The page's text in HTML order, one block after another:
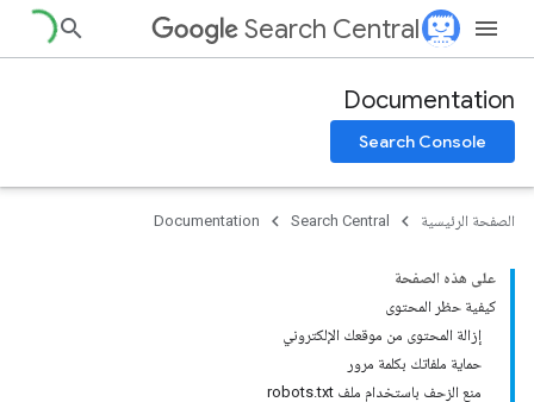
Search Central
Documentation
Search Console
الصفحة الرئيسية Search Central
Documentation
على هذه الصفحة
كيفية حظر المحتوى
إزالة المحتوى من موقعك الإلكتروني
حماية ملفاتك بكلمة مرور
منع الزحف باستخدام ملف robots.txt